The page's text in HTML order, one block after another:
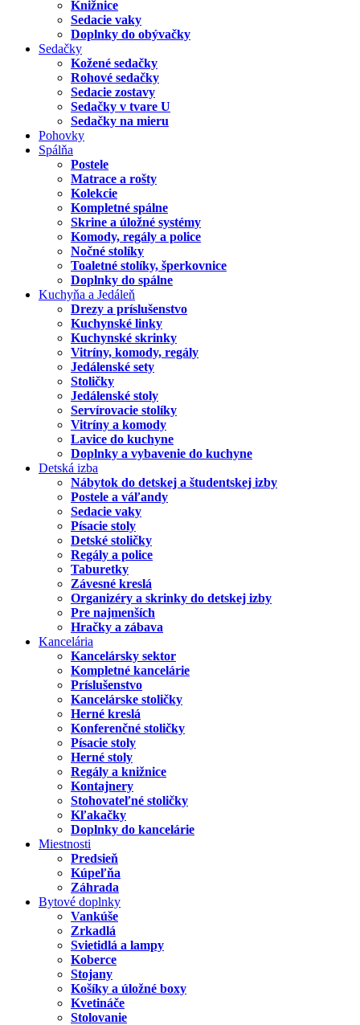
Knižnice
Sedacie vaky
Doplnky do obývačky
Sedačky
Kožené sedačky
Rohové sedačky
Sedacie zostavy
Sedačky v tvare U
Sedačky na mieru
Pohovky
Spálňa
Postele
Matrace a rošty
Kolekcie
Kompletné spálne
Skrine a úložné systémy
Komody, regály a police
Nočné stolíky
Toaletné stolíky, šperkovnice
Doplnky do spálne
Kuchyňa a Jedáleň
Drezy a príslušenstvo
Kuchynské linky
Kuchynské skrinky
Vitríny, komody, regály
Jedálenské sety
Stoličky
Jedálenské stoly
Servírovacie stolíky
Vitríny a komody
Lavice do kuchyne
Doplnky a vybavenie do kuchyne
Detská izba
Nábytok do detskej a študentskej izby
Postele a váľandy
Sedacie vaky
Písacie stoly
Detské stoličky
Regály a police
Taburetky
Závesné kreslá
Organizéry a skrinky do detskej izby
Pre najmenších
Hračky a zábava
Kancelária
Kancelársky sektor
Kompletné kancelárie
Príslušenstvo
Kancelárske stoličky
Herné kreslá
Konferenčné stoličky
Písacie stoly
Herné stoly
Regály a knižnice
Kontajnery
Stohovateľné stoličky
Kľakačky
Doplnky do kancelárie
Miestnosti
Predsieň
Kúpeľňa
Záhrada
Bytové doplnky
Vankúše
Zrkadlá
Svietidlá a lampy
Koberce
Stojany
Košíky a úložné boxy
Kvetináče
Stolovanie